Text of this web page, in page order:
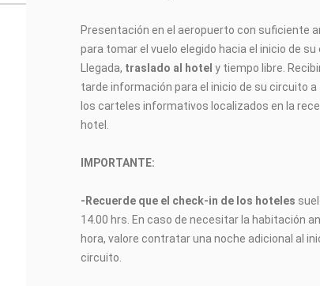
Presentación en el aeropuerto con suficiente
para tomar el vuelo elegido hacia el inicio de su
Llegada, traslado al hotely tiempo libre.
tarde información para el inicio de su circuito a
los carteles informativos localizados en la
hotel.
IMPORTANTE:
-Recuerde que el check-in de los hoteles
14.00 hrs. En caso de necesitar la habitación
hora, valore contratar una noche adicional al
circuito.